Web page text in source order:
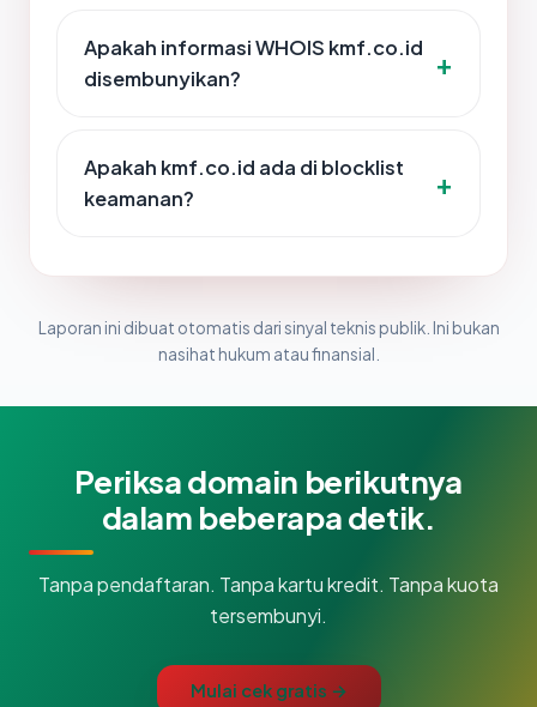
Apakah informasi WHOIS kmf.co.id
disembunyikan?
Apakah kmf.co.id ada di blocklist
keamanan?
Laporan ini dibuat otomatis dari sinyal teknis publik. Ini bukan
nasihat hukum atau finansial.
Periksa domain berikutnya
dalam beberapa detik.
Tanpa pendaftaran. Tanpa kartu kredit. Tanpa kuota
tersembunyi.
Mulai cek gratis →